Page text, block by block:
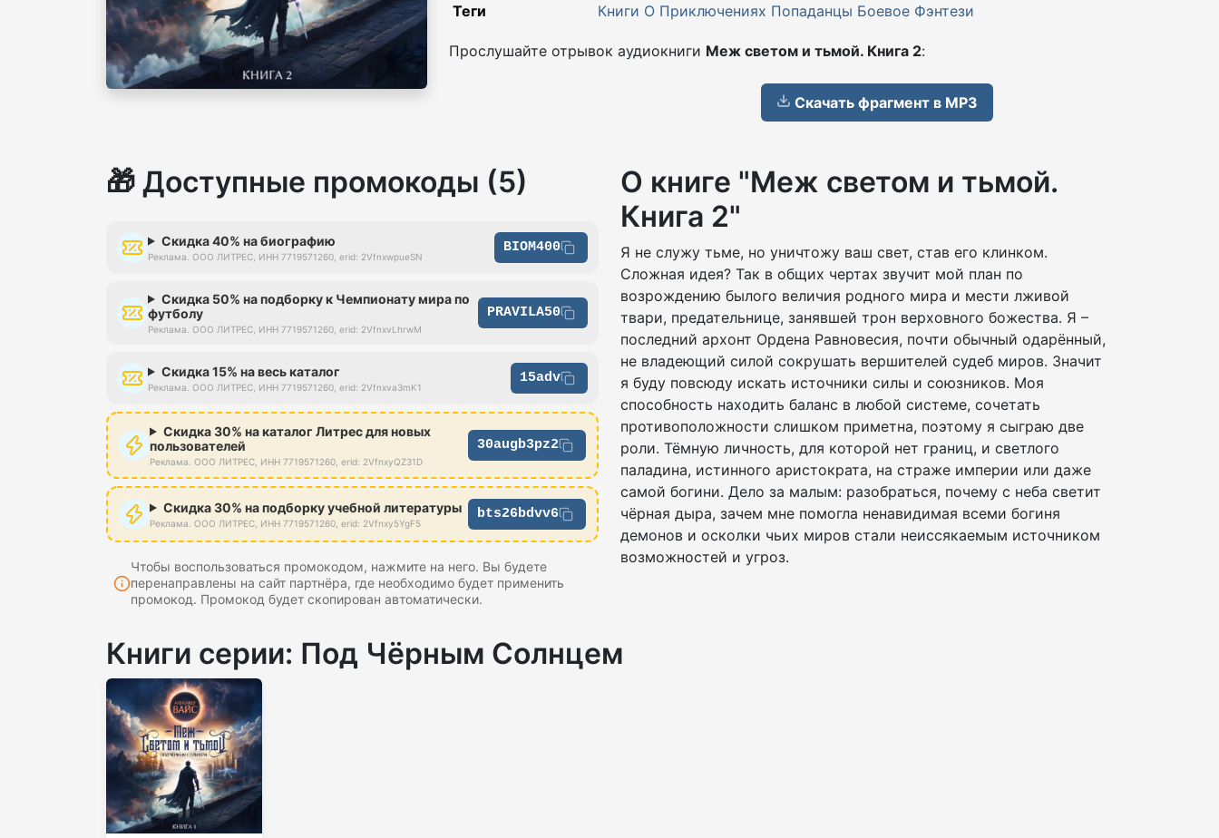
Теги
Книги О Приключениях Попаданцы Боевое Фэнтези
Прослушайте отрывок аудиокниги Меж светом и тьмой. Книга 2:
Скачать фрагмент в MP3
🎁 Доступные промокоды (5)
Скидка 40% на биографию
Реклама. ООО ЛИТРЕС, ИНН 7719571260, erid: 2VfnxwpueSN
BIOM400
Скидка 50% на подборку к Чемпионату мира по
футболу
Реклама. ООО ЛИТРЕС, ИНН 7719571260, erid: 2VfnxvLhrwM
PRAVILA50
Скидка 15% на весь каталог
Реклама. ООО ЛИТРЕС, ИНН 7719571260, erid: 2Vfnxva3mK1
15adv
Скидка 30% на каталог Литрес для новых
пользователей
Реклама. ООО ЛИТРЕС, ИНН 7719571260, erid: 2VfnxyQZ31D
30augb3pz2
Скидка 30% на подборку учебной литературы
Реклама. ООО ЛИТРЕС, ИНН 7719571260, erid: 2Vfnxy5YgF5
bts26bdvv6
Чтобы воспользоваться промокодом, нажмите на него. Вы будете
перенаправлены на сайт партнёра, где необходимо будет применить
промокод. Промокод будет скопирован автоматически.
О книге "Меж светом и тьмой.
Книга 2"
Я не служу тьме, но уничтожу ваш свет, став его клинком.
Сложная идея? Так в общих чертах звучит мой план по
возрождению былого величия родного мира и мести лживой
твари, предательнице, занявшей трон верховного божества. Я –
последний архонт Ордена Равновесия, почти обычный одарённый,
не владеющий силой сокрушать вершителей судеб миров. Значит
я буду повсюду искать источники силы и союзников. Моя
способность находить баланс в любой системе, сочетать
противоположности слишком приметна, поэтому я сыграю две
роли. Тёмную личность, для которой нет границ, и светлого
паладина, истинного аристократа, на страже империи или даже
самой богини. Дело за малым: разобраться, почему с неба светит
чёрная дыра, зачем мне помогла ненавидимая всеми богиня
демонов и осколки чьих миров стали неиссякаемым источником
возможностей и угроз.
Книги серии: Под Чёрным Солнцем